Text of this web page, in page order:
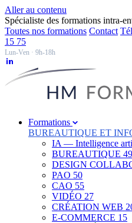
Aller au contenu
Spécialiste des formations intra-
Toutes nos formations Contact
15 75
Lun-Ven · 9h-18h
Formations
BUREAUTIQUE ET
IA — Intelligence
BUREAUTIQUE 49
DESIGN
PAO 50
CAO 55
VIDÉO 27
CRÉATION WEB
E-COMMERCE 15